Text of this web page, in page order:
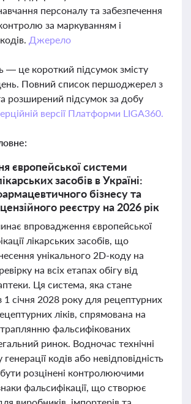
персоналу та забезпечення
за маркуванням і
Джерело
— це короткий підсумок змісту
Повний список першоджерел з
розширений підсумок за добу
версії Платформи LIGA360.
європейської системи
засобів в Україні:
бізнесу та
реєстру на 2026 рік
впровадження європейської
лікарських засобів, що
унікального 2D-коду на
на всіх етапах обігу від
Ця система, яка стане
1 січня 2028 року для рецептурних
ліків, спрямована на
фальсифікованих
ринок. Водночас технічні
кодів або невідповідність
розцінені контролюючими
фальсифікації, що створює